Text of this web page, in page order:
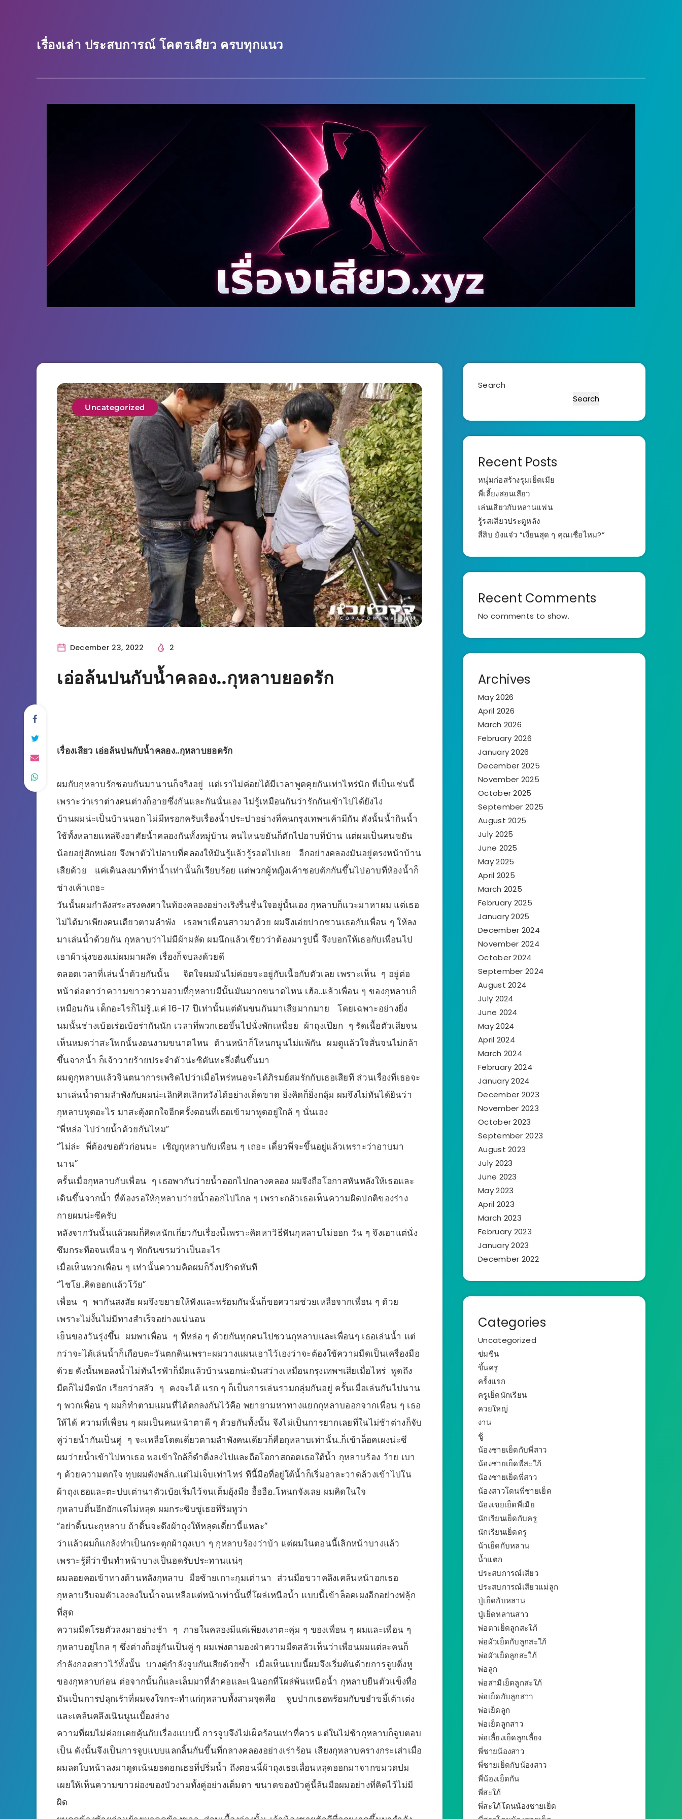
เรื่องเล่า ประสบการณ์ โคตรเสียว ครบทุกแนว
Uncategorized
December 23, 2022 2
เอ่อล้นปนกับน้ำคลอง..กุหลาบยอดรัก
เรื่องเสียว เอ่อล้นปนกับน้ำคลอง..กุหลาบยอดรัก
ผมกับกุหลาบรักชอบกันมานานก็จริงอยู่ แต่เราไม่ค่อยได้มีเวลาพูดคุยกันเท่าไหร่นัก ที่เป็นเช่นนี้
เพราะว่าเราต่างคนต่างก็อายซึ่งกันและกันนั่นเอง ไม่รู้เหมือนกันว่ารักกันเข้าไปได้ยังไง
บ้านผมน่ะเป็นบ้านนอก ไม่มีหรอกครับเรื่องน้ำประปาอย่างที่คนกรุงเทพฯเค้ามีกัน ดังนั้นน้ำกินน้ำ
ใช้ทั้งหลายแหล่จึงอาศัยน้ำคลองกันทั้งหมู่บ้าน คนไหนขยันก็ตักไปอาบที่บ้าน แต่ผมเป็นคนขยัน
น้อยอยู่สักหน่อย จึงพาตัวไปอาบที่คลองให้มันรู้แล้วรู้รอดไปเลย อีกอย่างคลองมันอยู่ตรงหน้าบ้าน
เสียด้วย แค่เดินลงมาที่ท่าน้ำเท่านั้นก็เรียบร้อย แต่พวกผู้หญิงเค้าชอบตักกันขึ้นไปอาบที่ห้องน้ำก็
ช่างเค้าเถอะ
วันนั้นผมกำลังสระสรงคงคาในท้องคลองอย่างเริงรื่นชื่นใจอยู่นั้นเอง กุหลาบก็แวะมาหาผม แต่เธอ
ไม่ได้มาเพียงคนเดียวตามลำพัง เธอพาเพื่อนสาวมาด้วย ผมจึงเอ่ยปากชวนเธอกับเพื่อน ๆ ให้ลง
มาเล่นน้ำด้วยกัน กุหลาบว่าไม่มีผ้าผลัด ผมนึกแล้วเชียวว่าต้องมารูปนี้ จึงบอกให้เธอกับเพื่อนไป
เอาผ้านุ่งของแม่ผมมาผลัด เรื่องก็จบลงด้วยดี
ตลอดเวลาที่เล่นน้ำด้วยกันนั้น จิตใจผมมันไม่ค่อยจะอยู่กับเนื้อกับตัวเลย เพราะเห็น ๆ อยู่ต่อ
หน้าต่อตาว่าความขาวความอวบที่กุหลาบมีนั้นมันมากขนาดไหน เฮ้อ..แล้วเพื่อน ๆ ของกุหลาบก็
เหมือนกัน เด็กอะไรก็ไม่รู้..แค่ 16-17 ปีเท่านั้นแต่ดันขนกันมาเสียมากมาย โดยเฉพาะอย่างยิ่ง
นมนั้นช่างเบ้อเร่อเบ้อร่ากันนัก เวลาที่พวกเธอขึ้นไปนั่งพักเหนื่อย ผ้าถุงเปียก ๆ รัดเนื้อตัวเสียจน
เห็นหมดว่าสะโพกนั้นงอนงามขนาดไหน ด้านหน้าก็โหนกนูนไม่แพ้กัน ผมดูแล้วใจสั่นจนไม่กล้า
ขึ้นจากน้ำ ก็เจ้าวายร้ายประจำตัวน่ะซิดันทะลึ่งตื่นขึ้นมา
ผมดูกุหลาบแล้วจินตนาการเพริดไปว่าเมื่อไหร่หนอจะได้ภิรมย์สมรักกับเธอเสียที ส่วนเรื่องที่เธอจะ
มาเล่นน้ำตามลำพังกับผมน่ะเลิกคิดเลิกหวังได้อย่างเด็ดขาด ยิ่งคิดก็ยิ่งกลุ้ม ผมจึงไม่ทันได้ยินว่า
กุหลาบพูดอะไร มาสะดุ้งตกใจอีกครั้งตอนที่เธอเข้ามาพูดอยู่ใกล้ ๆ นั่นเอง
“พี่หล่อ ไปว่ายน้ำด้วยกันไหม”
“ไม่ล่ะ พี่ต้องขอตัวก่อนนะ เชิญกุหลาบกับเพื่อน ๆ เถอะ เดี๋ยวพี่จะขึ้นอยู่แล้วเพราะว่าอาบมา
นาน”
ครั้นเมื่อกุหลาบกับเพื่อน ๆ เธอพากันว่ายน้ำออกไปกลางคลอง ผมจึงถือโอกาสหันหลังให้เธอและ
เดินขึ้นจากน้ำ ที่ต้องรอให้กุหลาบว่ายน้ำออกไปไกล ๆ เพราะกลัวเธอเห็นความผิดปกติของร่าง
กายผมน่ะซีครับ
หลังจากวันนั้นแล้วผมก็คิดหนักเกี่ยวกับเรื่องนี้เพราะคิดหาวิธีฟันกุหลาบไม่ออก วัน ๆ จึงเอาแต่นั่ง
ซึมกระทือจนเพื่อน ๆ ทักกันขรมว่าเป็นอะไร
เมื่อเห็นพวกเพื่อน ๆ เท่านั้นความคิดผมก็วิ่งปร๊าดทันที
“ไชโย..คิดออกแล้วโว้ย”
เพื่อน ๆ พากันสงสัย ผมจึงขยายให้ฟังและพร้อมกันนั้นก็ขอความช่วยเหลือจากเพื่อน ๆ ด้วย
เพราะไม่งั้นไม่มีทางสำเร็จอย่างแน่นอน
เย็นของวันรุ่งขึ้น ผมพาเพื่อน ๆ ที่หล่อ ๆ ด้วยกันทุกคนไปชวนกุหลาบและเพื่อนๆ เธอเล่นน้ำ แต่
กว่าจะได้เล่นน้ำก็เกือบตะวันตกดินเพราะผมวางแผนเอาไว้เองว่าจะต้องใช้ความมืดเป็นเครื่องมือ
ด้วย ดังนั้นพอลงน้ำไม่ทันไรฟ้าก็มืดแล้วบ้านนอกน่ะมันสว่างเหมือนกรุงเทพฯเสียเมื่อไหร่ พูดถึง
มืดก็ไม่มืดนัก เรียกว่าสลัว ๆ คงจะได้ แรก ๆ ก็เป็นการเล่นรวมกลุ่มกันอยู่ ครั้นเมื่อเล่นกันไปนาน
ๆ พวกเพื่อน ๆ ผมก็ทำตามแผนที่ได้ตกลงกันไว้คือ พยายามหาทางแยกกุหลาบออกจากเพื่อน ๆ เธอ
ให้ได้ ความที่เพื่อน ๆ ผมเป็นคนหน้าตาดี ๆ ด้วยกันทั้งนั้น จึงไม่เป็นการยากเลยที่ในไม่ช้าต่างก็จับ
คู่ว่ายน้ำกันเป็นคู่ ๆ จะเหลือโดดเดี่ยวตามลำพังคนเดียวก็คือกุหลาบเท่านั้น..ก็เข้าล็อคเผงน่ะซี
ผมว่ายน้ำเข้าไปหาเธอ พอเข้าใกล้ก็ดำดิ่งลงไปและถือโอกาสกอดเธอใต้น้ำ กุหลาบร้อง ว้าย เบา
ๆ ด้วยความตกใจ ทุบผมดังพลั่ก..แต่ไม่เจ็บเท่าไหร่ ทีนี้มือที่อยู่ใต้น้ำก็เริ่มอาละวาดล้วงเข้าไปใน
ผ้าถุงเธอและตะปบเต่านาตัวเบ้อเริ่มไว้จนเต็มอุ้งมือ อื้อฮือ..โหนกจังเลย ผมคิดในใจ
กุหลาบดิ้นอึกอักแต่ไม่หลุด ผมกระซิบขู่เธอที่ริมหูว่า
“อย่าดิ้นนะกุหลาบ ถ้าดิ้นจะดึงผ้าถุงให้หลุดเดี๋ยวนี้แหละ”
ว่าแล้วผมก็แกล้งทำเป็นกระตุกผ้าถุงเบา ๆ กุหลาบร้องว่าบ้า แต่ผมในตอนนี้เลิกหน้าบางแล้ว
เพราะรู้ดีว่าขืนทำหน้าบางเป็นอดรับประทานแน่ๆ
ผมลอยคอเข้าทางด้านหลังกุหลาบ มือซ้ายเกาะกุมเต่านา ส่วนมือขวาคลึงเคล้นหน้าอกเธอ
กุหลาบรีบจมตัวเองลงในน้ำจนเหลือแต่หน้าเท่านั้นที่โผล่เหนือน้ำ แบบนี้เข้าล็อคเผงอีกอย่างฟลุ้ก
ที่สุด
ความมืดโรยตัวลงมาอย่างช้า ๆ ภายในคลองมีแต่เพียงเงาตะคุ่ม ๆ ของเพื่อน ๆ ผมและเพื่อน ๆ
กุหลาบอยู่ไกล ๆ ซึ่งต่างก็อยู่กันเป็นคู่ ๆ ผมเพ่งตามองฝ่าความมืดสลัวเห็นว่าเพื่อนผมแต่ละคนก็
กำลังกอดสาวไว้ทั้งนั้น บางคู่กำลังจูบกันเสียด้วยซ้ำ เมื่อเห็นแบบนี้ผมจึงเริ่มต้นด้วยการจูบติ่งหู
ของกุหลาบก่อน ต่อจากนั้นก็และเล็มมาที่ลำคอและเนินอกที่โผล่พ้นเหนือน้ำ กุหลาบยืนตัวแข็งทื่อ
มันเป็นการปลุกเร้าที่ผมจงใจกระทำแก่กุหลาบทั้งสามจุดคือ จูบปากเธอพร้อมกับขยำขยี้เต้าเต่ง
และเคล้นคลึงเนินนูนเบื้องล่าง
ความที่ผมไม่ค่อยเคยคุ้นกับเรื่องแบบนี้ การจูบจึงไม่เผ็ดร้อนเท่าที่ควร แต่ในไม่ช้ากุหลาบก็จูบตอบ
เป็น ดังนั้นจึงเป็นการจูบแบบแลกลิ้นกันขึ้นที่กลางคลองอย่างเร่าร้อน เสียงกุหลาบครางกระเส่าเมื่อ
ผมลดใบหน้าลงมาดูดเน้นยอดอกเธอที่ปริ่มน้ำ ถึงตอนนี้ผ้าถุงเธอเลื่อนหลุดออกมาจากขมวดปม
เผยให้เห็นความขาวผ่องของบัวงามทั้งคู่อย่างเต็มตา ขนาดของบัวคู่นี้ล้นมือผมอย่างที่คิดไว้ไม่มี
ผิด
Search
Search
Recent Posts
หนุ่มก่อสร้างรุมเย็ดเมีย
พี่เลี้ยงสอนเสียว
เล่นเสียวกับหลานแฟน
รู้รสเสียวประตูหลัง
สี่สิบ ยังแจ๋ว ”เงี่ยนสุด ๆ คุณเชื่อไหม?”
Recent Comments
No comments to show.
Archives
May 2026
April 2026
March 2026
February 2026
January 2026
December 2025
November 2025
October 2025
September 2025
August 2025
July 2025
June 2025
May 2025
April 2025
March 2025
February 2025
January 2025
December 2024
November 2024
October 2024
September 2024
August 2024
July 2024
June 2024
May 2024
April 2024
March 2024
February 2024
January 2024
December 2023
November 2023
October 2023
September 2023
August 2023
July 2023
June 2023
May 2023
April 2023
March 2023
February 2023
January 2023
December 2022
Categories
Uncategorized
ข่มขืน
ขึ้นครู
ครั้งแรก
ครูเย็ดนักเรียน
ควยใหญ่
งาน
ชู้
น้องชายเย็ดกับพี่สาว
น้องชายเย็ดพี่สะใภ้
น้องชายเย็ดพี่สาว
น้องสาวโดนพี่ชายเย็ด
น้องเขยเย็ดพี่เมีย
นักเรียนเย็ดกับครู
นักเรียนเย็ดครู
น้าเย็ดกับหลาน
น้ำแตก
ประสบการณ์เสียว
ประสบการณ์เสียวแม่ลูก
ปู่เย็ดกับหลาน
ปู่เย็ดหลานสาว
พ่อตาเย็ดลูกสะใภ้
พ่อผัวเย็ดกับลูกสะใภ้
พ่อผัวเย็ดลูกสะใภ้
พ่อลูก
พ่อสามีเย็ดลูกสะใภ้
พ่อเย็ดกับลูกสาว
พ่อเย็ดลูก
พ่อเย็ดลูกสาว
พ่อเลี้ยงเย็ดลูกเลี้ยง
พี่ชายน้องสาว
พี่ชายเย็ดกับน้องสาว
พี่น้องเย็ดกัน
พี่สะใภ้
พี่สะใภ้โดนน้องชายเย็ด